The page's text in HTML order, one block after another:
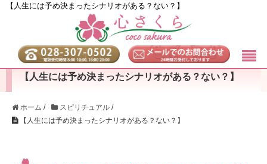
【人生には予め決まったシナリオがある？ない？】
【人生には予め決まったシナリオがある？ない？】
ホーム / スピリチュアル /
【人生には予め決まったシナリオがある？ない？】